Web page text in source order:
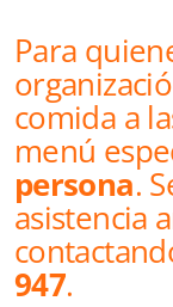
Para
comida a
menú
persona.
asistencia
947.